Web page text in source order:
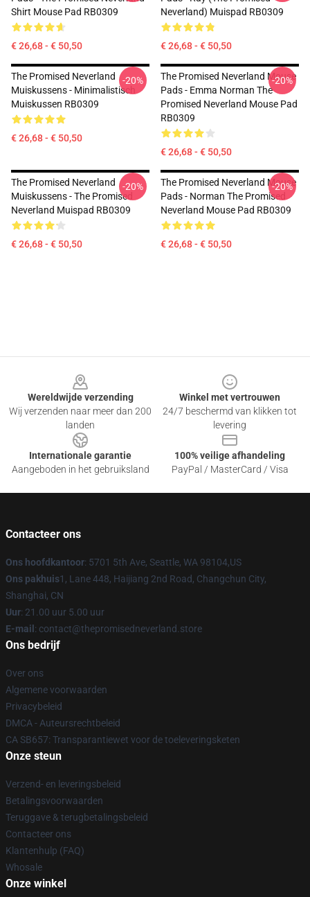
Shirt Mouse Pad RB0309
€ 26,68 - € 50,50
Neverland) Muispad RB0309
€ 26,68 - € 50,50
The Promised Neverland
Muiskussens - Minimalistisch
Muiskussen RB0309
€ 26,68 - € 50,50
-20%
The Promised Neverland Mouse
Pads - Emma Norman The
Promised Neverland Mouse Pad
RB0309
€ 26,68 - € 50,50
-20%
The Promised Neverland
Muiskussens - The Promised
Neverland Muispad RB0309
€ 26,68 - € 50,50
-20%
The Promised Neverland Mouse
Pads - Norman The Promised
Neverland Mouse Pad RB0309
€ 26,68 - € 50,50
-20%
Wereldwijde verzending
Wij verzenden naar meer dan 200
landen
Winkel met vertrouwen
24/7 beschermd van klikken tot
levering
Internationale garantie
Aangeboden in het gebruiksland
100% veilige afhandeling
PayPal / MasterCard / Visa
Contacteer ons
Ons hoofdkantoor: 5701 5th Ave, Seattle, WA 98104,US
Ons pakhuis1, Lane 448, Haijiang 2nd Road, Changchun City,
Shanghai, CN
Uur: 21.00 uur 5.00 uur
E-mail : contact@thepromisedneverland.store
Ons bedrijf
Over ons
Algemene voorwaarden
Privacybeleid
DMCA - Auteursrechtbeleid
CA SB657: Transparantiewet voor de toeleveringsketen
Onze steun
Verzend- en leveringsbeleid
Betalingsvoorwaarden
Teruggave & terugbetalingsbeleid
Contacteer ons
Klantenhulp (FAQ)
Whosale
Onze winkel